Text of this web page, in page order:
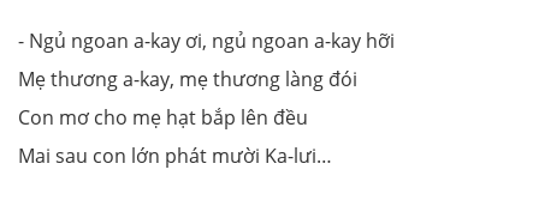
- Ngủ ngoan a-kay ơi, ngủ ngoan a-kay hỡi
Mẹ thương a-kay, mẹ thương làng đói
Con mơ cho mẹ hạt bắp lên đều
Mai sau con lớn phát mười Ka-lưi…